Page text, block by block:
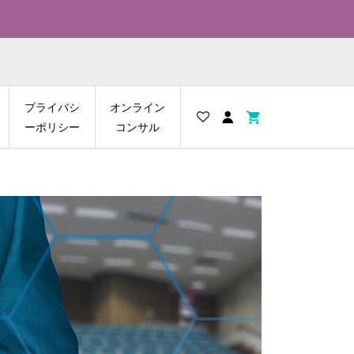
プライバシ
ーポリシー
オンライン
コンサル